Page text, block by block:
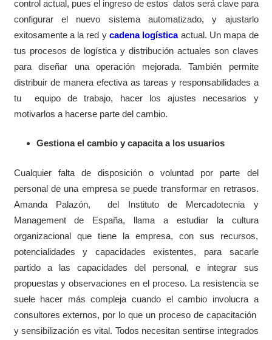
control actual, pues el ingreso de estos datos será clave para
configurar el nuevo sistema automatizado, y ajustarlo
exitosamente a la red y cadena logísticaactual. Un mapa de
tus procesos de logística y distribución actuales son claves
para diseñar una operación mejorada. También permite
distribuir de manera efectiva as tareas y responsabilidades a
tu
equipo de trabajo, hacer los ajustes necesarios y
motivarlos a hacerse parte del cambio.
Gestiona el cambio y capacita a los usuarios
Cualquier falta de disposición o voluntad por parte del
personal de una empresa se puede transformar en retrasos.
Amanda Palazón,
del Instituto de Mercadotecnia y
Management de España, llama a estudiar la cultura
organizacional que tiene la empresa, con sus recursos,
potencialidades y capacidades existentes, para sacarle
partido a las capacidades del personal, e integrar sus
propuestas y observaciones en el proceso. La resistencia se
suele hacer más compleja cuando el cambio involucra a
consultores externos, por lo que un proceso de capacitación
y sensibilización es vital. Todos necesitan sentirse integrados